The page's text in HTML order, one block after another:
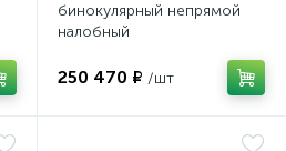
бинокулярный непрямой
налобный
250 470 ₽ /шт